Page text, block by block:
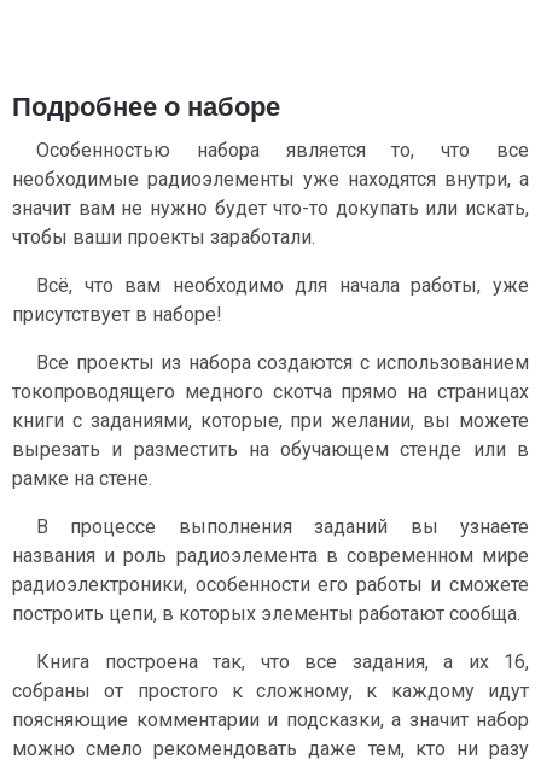
Подробнее о наборе
Особенностью набора является то, что все
необходимые радиоэлементы уже находятся внутри, а
значит вам не нужно будет что-то докупать или искать,
чтобы ваши проекты заработали.
Всё, что вам необходимо для начала работы, уже
присутствует в наборе!
Все проекты из набора создаются с использованием
токопроводящего медного скотча прямо на страницах
книги с заданиями, которые, при желании, вы можете
вырезать и разместить на обучающем стенде или в
рамке на стене.
В процессе выполнения заданий вы узнаете
названия и роль радиоэлемента в современном мире
радиоэлектроники, особенности его работы и сможете
построить цепи, в которых элементы работают сообща.
Книга построена так, что все задания, а их 16,
собраны от простого к сложному, к каждому идут
поясняющие комментарии и подсказки, а значит набор
можно смело рекомендовать даже тем, кто ни разу